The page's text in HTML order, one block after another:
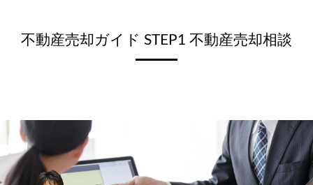
不動産売却ガイド STEP1 不動産売却相談